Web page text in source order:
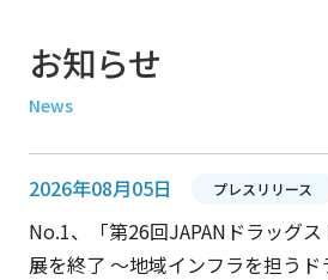
お知らせ
News
2026年08月05日 プレスリリース
No.1、「第26回JAPANドラッグ
展を終了 ～地域インフラを担う